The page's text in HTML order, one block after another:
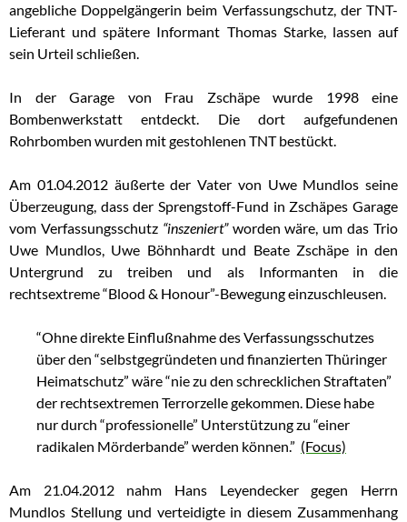
angebliche Doppelgängerin beim Verfassungschutz, der TNT-
Lieferant und spätere Informant Thomas Starke, lassen auf
sein Urteil schließen.
In der Garage von Frau Zschäpe wurde 1998 eine
Bombenwerkstatt entdeckt. Die dort aufgefundenen
Rohrbomben wurden mit gestohlenen TNT bestückt.
Am 01.04.2012 äußerte der Vater von Uwe Mundlos seine
Überzeugung, dass der Sprengstoff-Fund in Zschäpes Garage
vom Verfassungsschutz “inszeniert”worden wäre, um das Trio
Uwe Mundlos, Uwe Böhnhardt und Beate Zschäpe in den
Untergrund zu treiben und als Informanten in die
rechtsextreme “Blood & Honour”-Bewegung einzuschleusen.
“Ohne direkte Einflußnahme des Verfassungsschutzes
über den “selbstgegründeten und finanzierten Thüringer
Heimatschutz” wäre “nie zu den schrecklichen Straftaten”
der rechtsextremen Terrorzelle gekommen. Diese habe
nur durch “professionelle” Unterstützung zu “einer
radikalen Mörderbande” werden können.” (Focus)
Am 21.04.2012 nahm Hans Leyendecker gegen Herrn
Mundlos Stellung und verteidigte in diesem Zusammenhang